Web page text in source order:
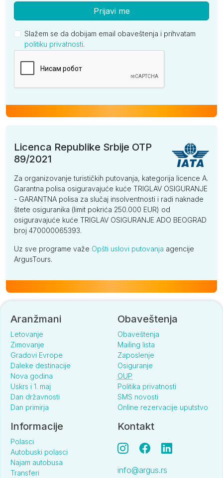
Prijavi me
Slažem se da dobijam email obaveštenja i prihvatam
politiku privatnosti.
Licenca Republike Srbije OTP
89/2021
Za organizovanje turističkih putovanja, kategorija licence A.
Garantna polisa osiguravajuće kuće TRIGLAV OSIGURANJE
- GARANTNA polisa za slučaj insolventnosti i radi naknade
štete osiguranika (limit pokrića 250.000 EUR) od
osiguravajuće kuće TRIGLAV OSIGURANJE ADO BEOGRAD
broj 470000065393.
Uz sve programe važe Opšti uslovi putovanja agencije
ArgusTours.
Aranžmani
Letovanje
Zimovanje
Gradovi Evrope
Daleke destinacije
Nova godina
Uskrs i 1. maj
Dan državnosti
Dan primirja
Obaveštenja
Obaveštenja
Mailing lista
Zaposlenje
Osiguranje
OUP
Politika privatnosti
SMS novosti
Online rezervacije uputstvo
Informacije
Polasci
Autobuski polasci
Najam autobusa
Transferi
Kontakt
info@argus.rs